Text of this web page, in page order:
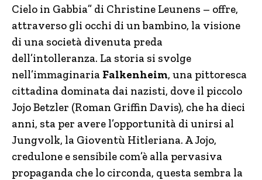
Cielo in Gabbia” di Christine Leunens – offre,
attraverso gli occhi di un bambino, la visione
di una società divenuta preda
dell’intolleranza. La storia si svolge
nell’immaginaria Falkenheim, una pittoresca
cittadina dominata dai nazisti, dove il piccolo
Jojo Betzler (Roman Griffin Davis), che ha dieci
anni, sta per avere l’opportunità di unirsi al
Jungvolk, la Gioventù Hitleriana. A Jojo,
credulone e sensibile com’è alla pervasiva
propaganda che lo circonda, questa sembra la